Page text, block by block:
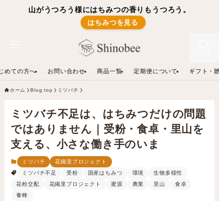
山がうつろう様にはちみつの香りもうつろう。
はちみつを見る
めての方へ お問い合わせ 商品一覧 定期便について ギフト・
ホーム Blog top ミツバチ
ミツバチ不足は、はちみつだけの問題
ではありません｜受粉・食卓・里山を
支える、小さな働き手のいま
ミツバチ
花織里プロジェクト
ミツバチ不足
受粉 国産はちみつ 環境
生物多様性
花粉交配
花織里プロジェクト 蜜源 農業 里山
食卓
養蜂